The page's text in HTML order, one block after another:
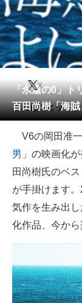
グルメ
住まい
動物
会員記事
メディア
注目記事を集
ITの今と未来
スマホと通信
進化するPCと
好きが集まる
ビジネスと働
AI活用のいま
「永遠の0」ト
百田尚樹「海
X
これ絶対ヒット
V6の岡田准一
男 」の映画化
田尚樹氏のベ
が手掛けます
気作を生み出
化作品、今から